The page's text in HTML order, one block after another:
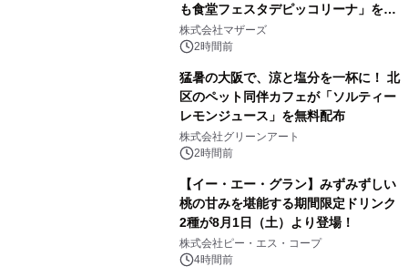
も食堂フェスタデピッコリーナ」を9
月5日(土)開催
株式会社マザーズ
2時間前
猛暑の大阪で、涼と塩分を一杯に！ 北
区のペット同伴カフェが「ソルティー
レモンジュース」を無料配布
株式会社グリーンアート
2時間前
【イー・エー・グラン】みずみずしい
桃の甘みを堪能する期間限定ドリンク
2種が8月1日（土）より登場！
株式会社ピー・エス・コープ
4時間前